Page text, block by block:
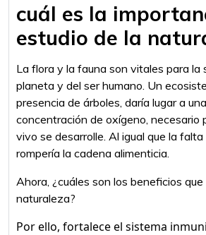
cuál es la
estudio de la
La flora y la fauna son vitales para la
planeta y del ser humano. Un
presencia de árboles, daría lugar a
concentración de oxígeno, necesario
vivo se desarrolle. Al igual que la
rompería la cadena alimenticia.
Ahora, ¿cuáles son los beneficios
naturaleza?
Por ello, fortalece el sistema